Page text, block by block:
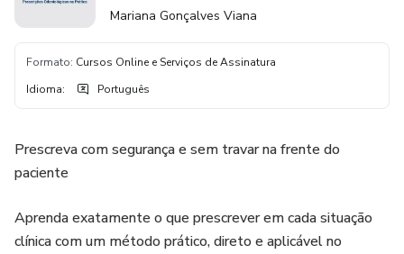
Mariana Gonçalves Viana
Formato: Cursos Online e Serviços de Assinatura
Idioma: Português
Prescreva com segurança e sem travar na frente do
paciente
Aprenda exatamente o que prescrever em cada situação
clínica com um método prático, direto e aplicável no